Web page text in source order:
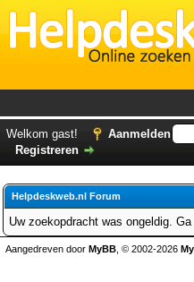
Welkom gast!
Aanmelden
Registreren
Helpdeskweb.nl Forum
Uw zoekopdracht was ongeldig.
Aangedreven door MyBB , © 2002-2026